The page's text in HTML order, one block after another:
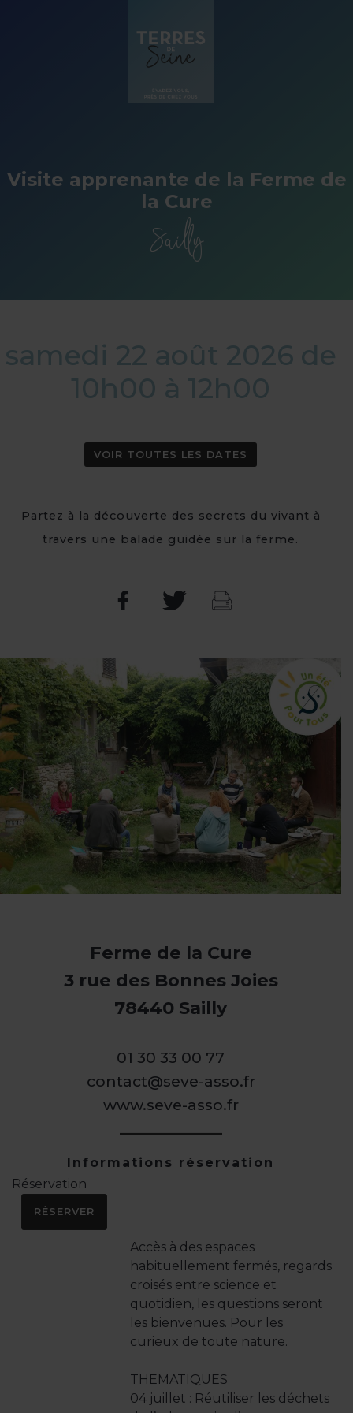
Visite apprenante de la Ferme de
la Cure
Sailly
samedi 22 août 2026 de
10h00 à 12h00
VOIR TOUTES LES DATES
Partez à la découverte des secrets du vivant à
travers une balade guidée sur la ferme.
Ferme de la Cure
3 rue des Bonnes Joies
78440 Sailly
01 30 33 00 77
contact@seve-asso.fr
www.seve-asso.fr
Informations réservation
Réservation
RÉSERVER
Accès à des espaces
habituellement fermés, regards
croisés entre science et
quotidien, les questions seront
les bienvenues. Pour les
curieux de toute nature.
THEMATIQUES
04 juillet : Réutiliser les déchets